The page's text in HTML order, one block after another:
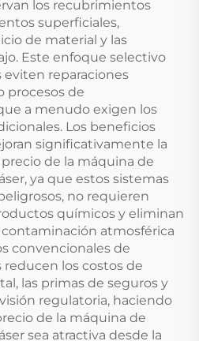
los recubrimientos
superficiales,
de material y las
Este enfoque selectivo
eviten reparaciones
procesos de
a menudo exigen los
Los beneficios
significativamente la
de la máquina de
ya que estos sistemas
no requieren
químicos y eliminan
atmosférica
convencionales de
reducen los costos de
las primas de seguros y
regulatoria, haciendo
de la máquina de
sea atractiva desde la